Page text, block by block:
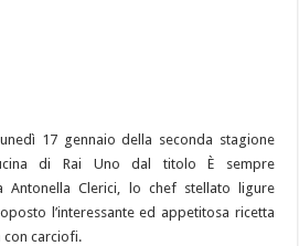
17 gennaio della seconda stagione
di Rai Uno dal titolo È sempre
Antonella Clerici, lo chef stellato ligure
l’interessante ed appetitosa ricetta
con carciofi.